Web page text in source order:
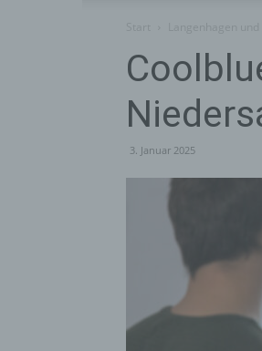
3. Januar 2025